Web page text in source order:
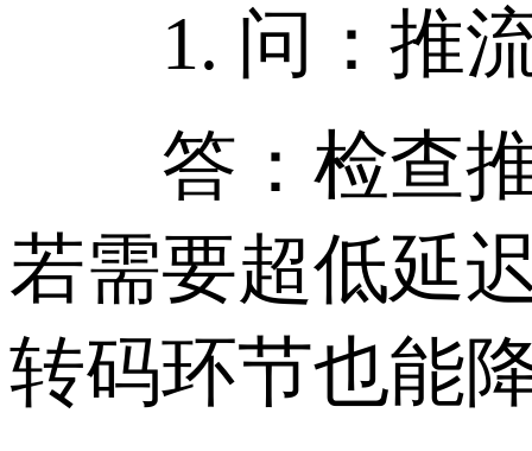
1. 问：推流
答：检查推
若需要超低延
转码环节也能